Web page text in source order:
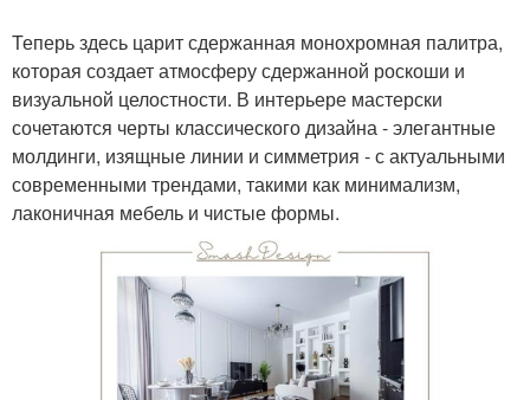
Теперь здесь царит сдержанная монохромная палитра,
которая создает атмосферу сдержанной роскоши и
визуальной целостности. В интерьере мастерски
сочетаются черты классического дизайна - элегантные
молдинги, изящные линии и симметрия - с актуальными
современными трендами, такими как минимализм,
лаконичная мебель и чистые формы.